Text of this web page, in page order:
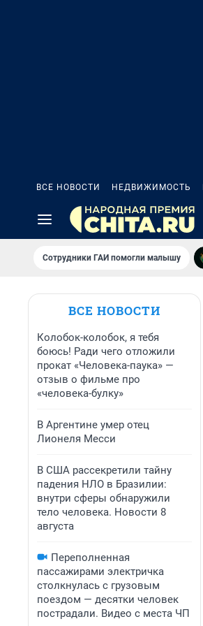
ВСЕ НОВОСТИ НЕДВИЖИМОСТЬ
Сотрудники ГАИ помогли малышу
ВСЕ НОВОСТИ
Колобок-колобок, я тебя
боюсь! Ради чего отложили
прокат «Человека-паука» —
отзыв о фильме про
«человека-булку»
В Аргентине умер отец
Лионеля Месси
В США рассекретили тайну
падения НЛО в Бразилии:
внутри сферы обнаружили
тело человека. Новости 8
августа
Переполненная
пассажирами электричка
столкнулась с грузовым
поездом — десятки человек
пострадали. Видео с места ЧП